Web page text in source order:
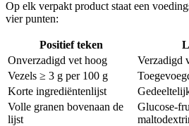
Op elk verpakt product staat een
vier punten:
Positief teken
Onverzadigd vet hoog
Verzadigd
Vezels ≥ 3 g per 100 g
Korte ingrediëntenlijst
Volle granen bovenaan de
lijst
Glucose-